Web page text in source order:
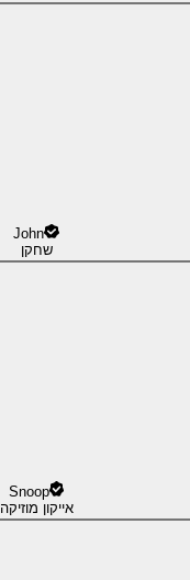
John
שחקן
Snoop
אייקון מוזיקה